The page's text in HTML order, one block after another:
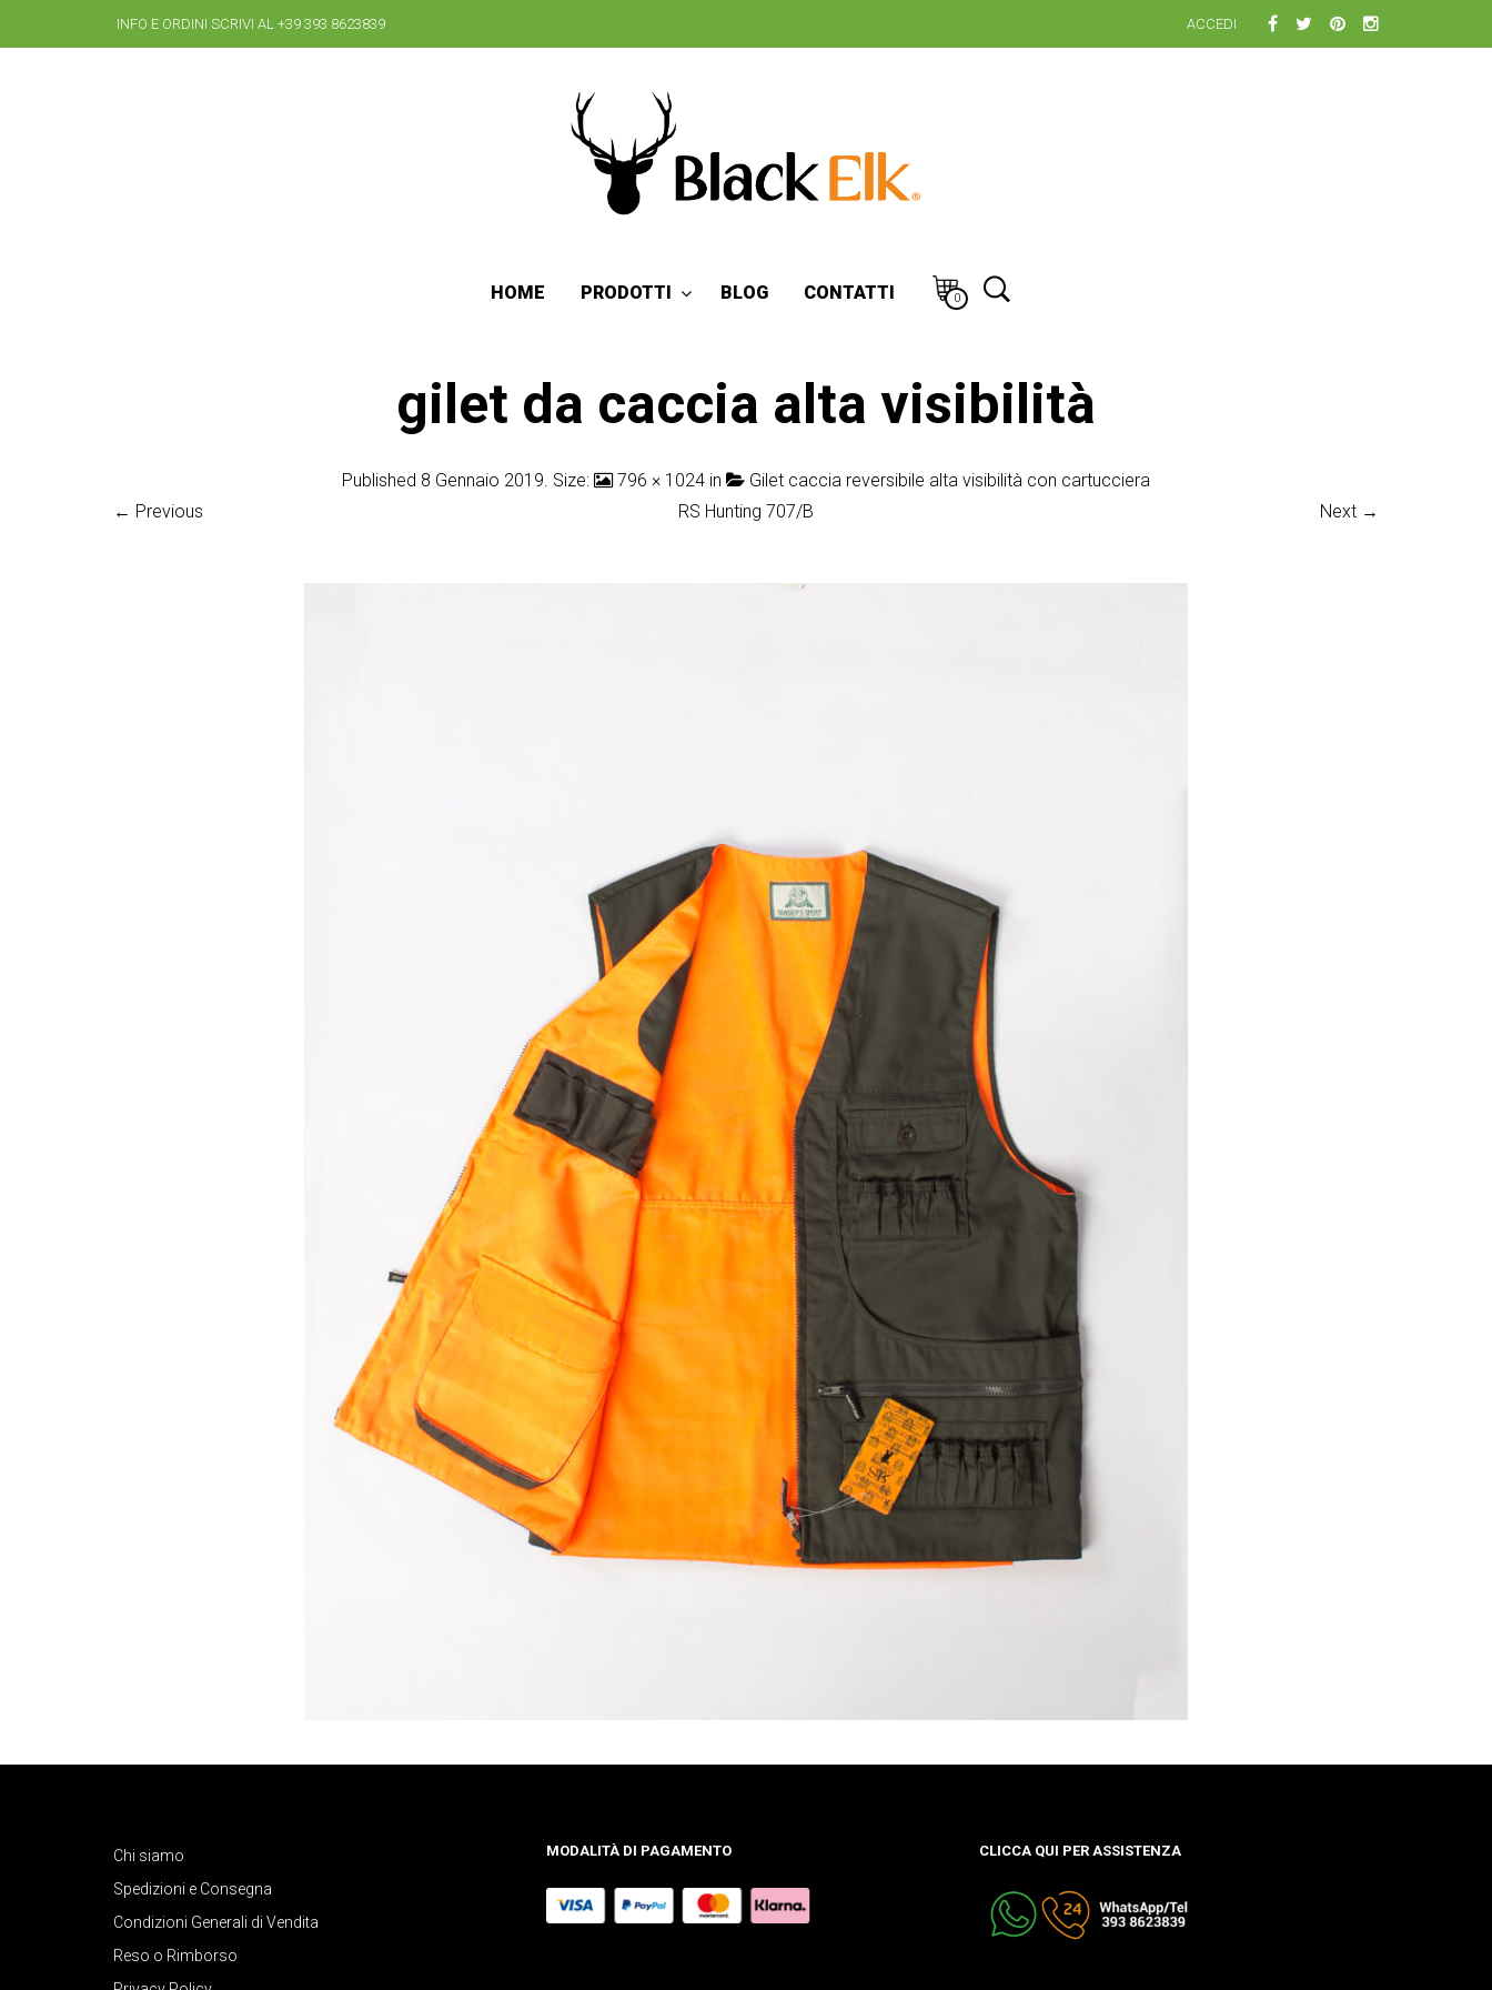
INFO E ORDINI SCRIVI AL +39 393 8623839 ACCEDI
HOME PRODOTTI BLOG CONTATTI 0
gilet da caccia alta visibilità
Published 8 Gennaio 2019 . Size: 796 × 1024 in
Gilet caccia reversibile alta visibilità con cartucciera
RS Hunting 707/B
← Previous Next →
Chi siamo
Spedizioni e Consegna
Condizioni Generali di Vendita
Reso o Rimborso
MODALITÀ DI PAGAMENTO CLICCA QUI PER ASSISTENZA